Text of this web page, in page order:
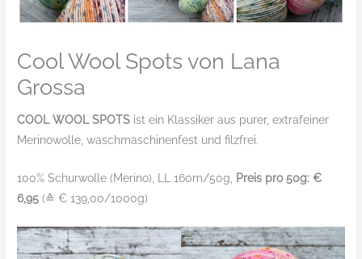
Cool Wool Spots von Lana
Grossa
COOL WOOL SPOTS ist ein Klassiker aus purer, extrafeiner
Merinowolle, waschmaschinenfest und filzfrei.
100% Schurwolle (Merino), LL 160m/50g, Preis pro 50g: €
6,95 (≙ € 139,00/1000g)